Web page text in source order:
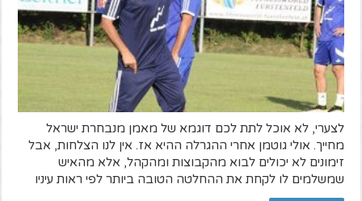
לצערי, לא אוכל לתת לכם דוגמא של מאמן מנבחרת ישראל
מחייך. אולי גוטמן אחרי ההגרלה ההיא אז. אין לנו הצלחות, אבל
זימונים לא יכולים לבוא מהקבוצות ומהקהל, אלא מהאיש
שמשלמים לו לקחת את ההחלטה הטובה ביותר לפי ראות עיניו